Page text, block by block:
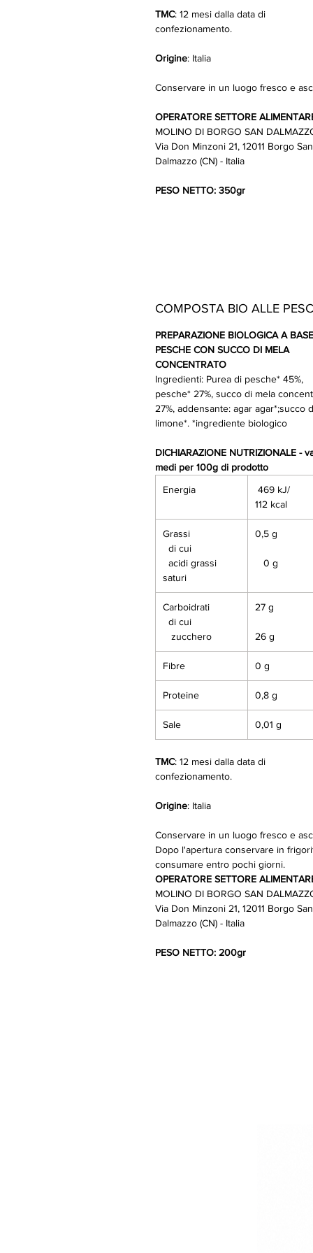
TMC: 12 mesi dalla data di
confezionamento.
Origine: Italia
Conservare in un luogo fresco e
OPERATORE SETTORE
MOLINO DI BORGO SAN
Via Don Minzoni 21, 12011 Borgo San
Dalmazzo (CN) - Italia
PESO NETTO: 350gr
COMPOSTA BIO ALLE
PREPARAZIONE BIOLOGICA A
PESCHE CON SUCCO DI MELA
CONCENTRATO
Ingredienti: Purea di pesche* 45%,
pesche* 27%, succo di mela
27%, addensante: agar agar*;succo
limone*. *ingrediente biologico
DICHIARAZIONE NUTRIZIONALE -
medi per 100g di prodotto
Energia
469 kJ/
112 kcal
Grassi
di cui
acidi grassi
saturi
0,5 g
0 g
Carboidrati
di cui
zucchero
27 g
26 g
Fibre 0 g
Proteine 0,8 g
Sale 0,01 g
TMC: 12 mesi dalla data di
confezionamento.
Origine: Italia
Conservare in un luogo fresco e
Dopo l'apertura conservare in
consumare entro pochi giorni.
OPERATORE SETTORE
MOLINO DI BORGO SAN
Via Don Minzoni 21, 12011 Borgo San
Dalmazzo (CN) - Italia
PESO NETTO: 200gr